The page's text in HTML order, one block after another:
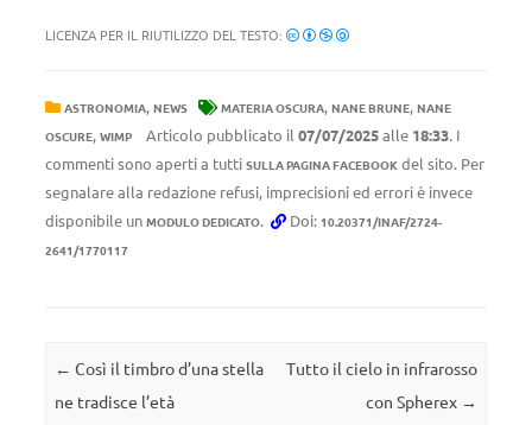
LICENZA PER IL RIUTILIZZO DEL TESTO:
ASTRONOMIA, NEWS MATERIA OSCURA, NANE BRUNE, NANE
OSCURE, WIMP Articolo pubblicato il 07/07/2025alle 18:33. I
commenti sono aperti a tutti SULLA PAGINA FACEBOOK del sito. Per
segnalare alla redazione refusi, imprecisioni ed errori è invece
disponibile un MODULO DEDICATO. Doi: 10.20371/INAF/2724-
2641/1770117
Navigazione articolo
← Così il timbro d’una stella
ne tradisce l’età
Tutto il cielo in infrarosso
con Spherex →